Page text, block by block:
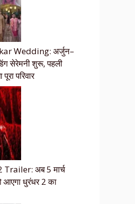
Wedding: अर्जुन–
सेरेमनी शुरू, पहली
परिवार
अब 5 मार्च
आएगा धुरंधर 2 का